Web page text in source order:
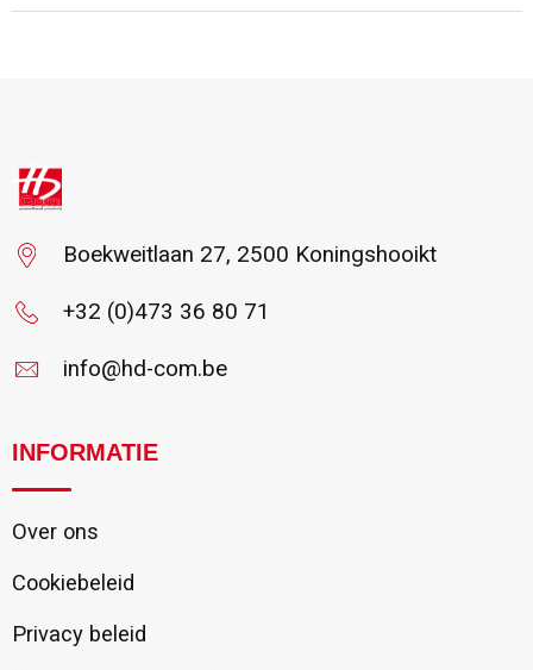
Boekweitlaan 27, 2500 Koningshooikt
+32 (0)473 36 80 71
info@hd-com.be
INFORMATIE
Over ons
Cookiebeleid
Privacy beleid